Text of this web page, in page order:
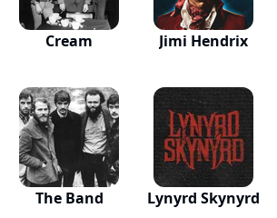
Cream Jimi Hendrix
The Band Lynyrd Skynyrd